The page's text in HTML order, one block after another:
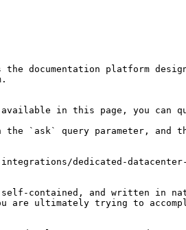
documentation platform
in this page, you can
the `ask` query parameter,
dedicated-datacenter-
contained, and written in
are ultimately trying to